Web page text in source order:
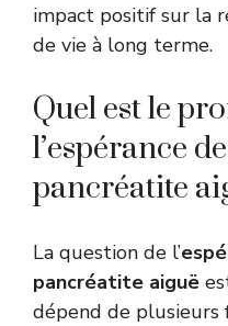
impact positif sur la
de vie à long terme.
Quel est le
l’espérance
pancréatite
La question de l’
pancréatite aiguë
dépend de plusieurs